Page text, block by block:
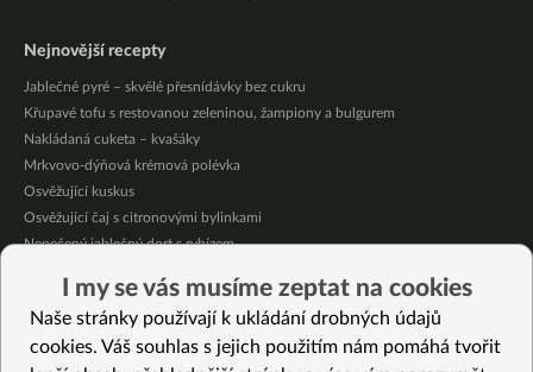
Nejnovější recepty
Jablečné pyré – skvělé přesnídávky bez cukru
Křupavé tofu s restovanou zeleninou, žampiony a bulgurem
Nakládaná cuketa – kvašáky
Mrkvovo-dýňová krémová polévka
Osvěžující kuskus
Osvěžující čaj s citronovými bylinkami
Nepečený jablečný dort s rybízem
Meruňky a jablka v citrónovém želé
Krémová zeleninová polévka s koprem a vločkami
I my se vás musíme zeptat na cookies
Naše stránky používají k ukládání drobných údajů
cookies. Váš souhlas s jejich použitím nám pomáhá tvořit